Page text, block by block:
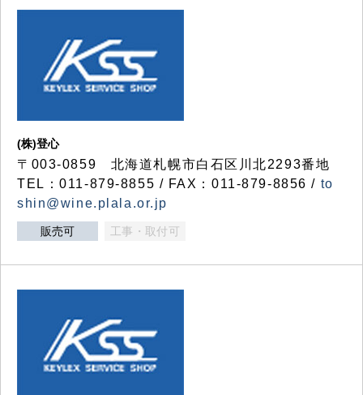
(株)登心
〒003-0859 北海道札幌市白石区川北2293番地
TEL：011-879-8855 / FAX：011-879-8856 / to
shin@wine.plala.or.jp
販売可 工事・取付可